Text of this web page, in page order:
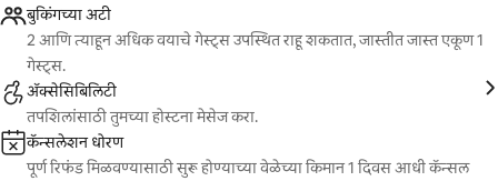
बुकिंगच्या अटी
2 आणि त्याहून अधिक वयाचे गेस्ट्स उपस्थित राहू शकतात, जास्तीत जास्त एकूण 1
गेस्ट्स.
ॲक्सेसिबिलिटी
तपशिलांसाठी तुमच्या होस्टना मेसेज करा.
कॅन्सलेशन धोरण
पूर्ण रिफंड मिळवण्यासाठी सुरू होण्याच्या वेळेच्या किमान 1 दिवस आधी कॅन्सल